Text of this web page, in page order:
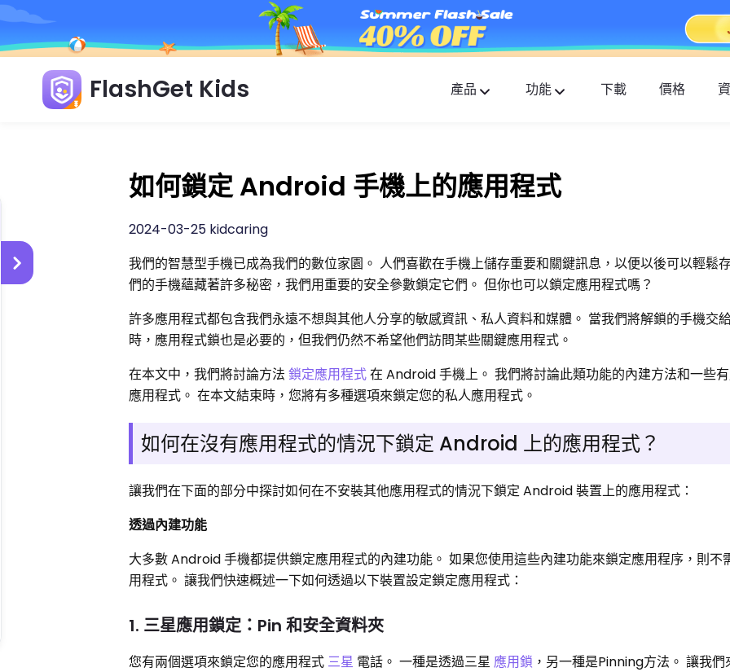
FlashGet Kids 產品
FlashGet Finder
功能 下載 價格
如何鎖定 Android 手機上的應用程式
2024-03-25 kidcaring
我們的智慧型手機已成為我們的數位家園。 人們喜歡在手機上儲存重要和關鍵訊息，以便以後可以輕鬆
們的手機蘊藏著許多秘密，我們用重要的安全參數鎖定它們。 但你也可以鎖定應用程式嗎？
許多應用程式都包含我們永遠不想與其他人分享的敏感資訊、私人資料和媒體。 當我們將解鎖的手機交
時，應用程式鎖也是必要的，但我們仍然不希望他們訪問某些關鍵應用程式。
在本文中，我們將討論方法鎖定應用程式在 Android 手機上。 我們將討論此類功能的內建方法和一些
應用程式。 在本文結束時，您將有多種選項來鎖定您的私人應用程式。
如何在沒有應用程式的情況下鎖定 Android 上的應用程式？
讓我們在下面的部分中探討如何在不安裝其他應用程式的情況下鎖定 Android 裝置上的應用程式：
透過內建功能
大多數 Android 手機都提供鎖定應用程式的內建功能。 如果您使用這些內建功能來鎖定應用程序，則不
用程式。 讓我們快速概述一下如何透過以下裝置設定鎖定應用程式：
1. 三星應用鎖定：Pin 和安全資料夾
您有兩個選項來鎖定您的應用程式 三星 電話。 一種是透過三星應用鎖 ，另一種是Pinning方法。 讓我